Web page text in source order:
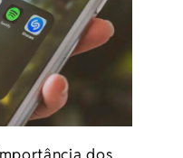
dos